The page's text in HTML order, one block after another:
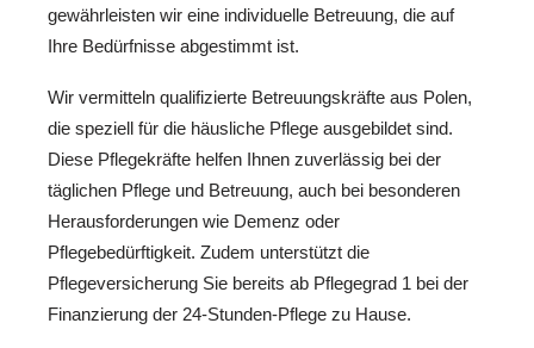
gewährleisten wir eine individuelle Betreuung, die auf
Ihre Bedürfnisse abgestimmt ist.
Wir vermitteln qualifizierte Betreuungskräfte aus Polen,
die speziell für die häusliche Pflege ausgebildet sind.
Diese Pflegekräfte helfen Ihnen zuverlässig bei der
täglichen Pflege und Betreuung, auch bei besonderen
Herausforderungen wie Demenz oder
Pflegebedürftigkeit. Zudem unterstützt die
Pflegeversicherung Sie bereits ab Pflegegrad 1 bei der
Finanzierung der 24-Stunden-Pflege zu Hause.